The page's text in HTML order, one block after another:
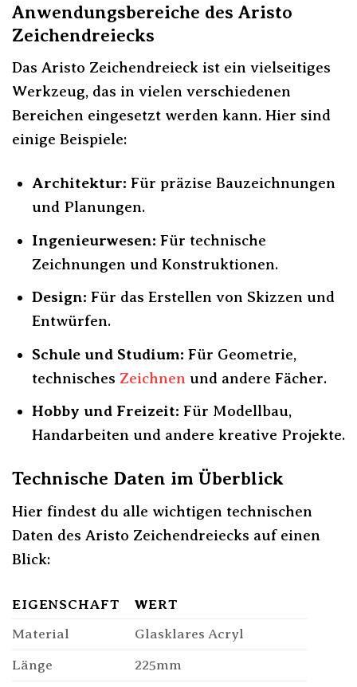
Anwendungsbereiche des Aristo
Zeichendreiecks
Das Aristo Zeichendreieck ist ein vielseitiges
Werkzeug, das in vielen verschiedenen
Bereichen eingesetzt werden kann. Hier sind
einige Beispiele:
Architektur: Für präzise Bauzeichnungen
und Planungen.
Ingenieurwesen: Für technische
Zeichnungen und Konstruktionen.
Design: Für das Erstellen von Skizzen und
Entwürfen.
Schule und Studium: Für Geometrie,
technisches Zeichnen und andere Fächer.
Hobby und Freizeit: Für Modellbau,
Handarbeiten und andere kreative Projekte.
Technische Daten im Überblick
Hier findest du alle wichtigen technischen
Daten des Aristo Zeichendreiecks auf einen
Blick:
EIGENSCHAFT
WERT
Material
Glasklares Acryl
Länge 225mm